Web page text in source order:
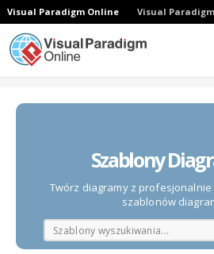
Visual Paradigm Online Visual
Szablony
Twórz diagramy z
szablonów